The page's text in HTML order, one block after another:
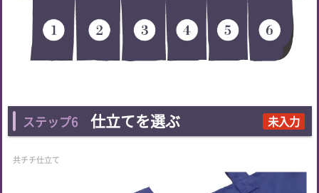
ステップ6 仕立てを選ぶ 未入力
共チチ仕立て